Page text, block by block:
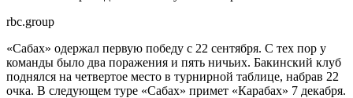
rbc.group
«Сабах» одержал первую победу с 22 сентября. С тех пор у
команды было два поражения и пять ничьих. Бакинский клуб
поднялся на четвертое место в турнирной таблице, набрав 22
очка. В следующем туре «Сабах» примет «Карабах» 7 декабря.